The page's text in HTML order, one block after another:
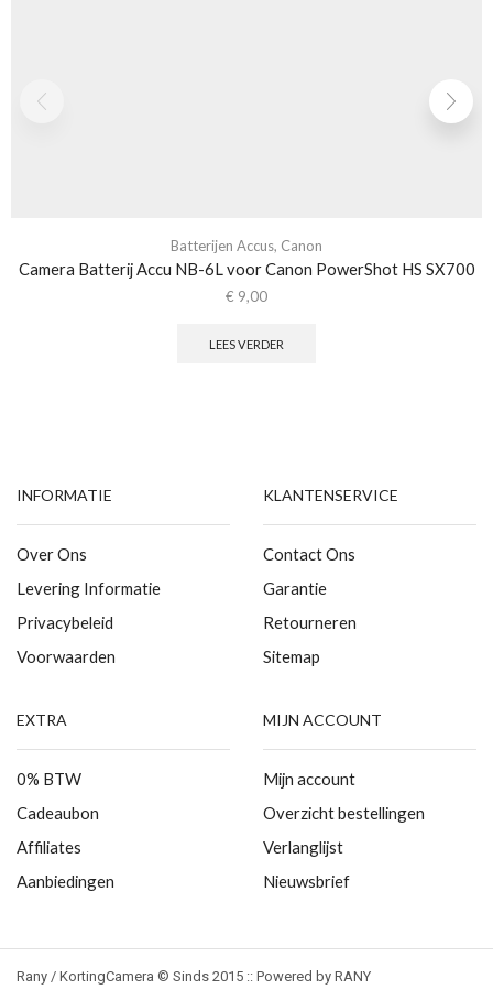
Batterijen Accus, Canon
Camera Batterij Accu NB-6L voor Canon PowerShot HS SX700
€ 9,00
LEES VERDER
INFORMATIE
Over Ons
Levering Informatie
Privacybeleid
Voorwaarden
KLANTENSERVICE
Contact Ons
Garantie
Retourneren
Sitemap
EXTRA
0% BTW
Cadeaubon
Affiliates
Aanbiedingen
MIJN ACCOUNT
Mijn account
Overzicht bestellingen
Verlanglijst
Nieuwsbrief
Rany / KortingCamera © Sinds 2015 :: Powered by RANY